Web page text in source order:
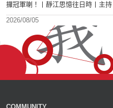
攞冠軍喇！丨靜江思憶往日時丨主
2026/08/05